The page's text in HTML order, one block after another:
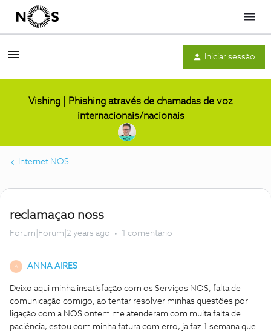
Menu
Iniciar sessão
Vishing | Phishing através de chamadas de voz
internacionais/nacionais
Internet NOS
reclamaçao noss
Forum|Forum|2 years ago 1 comentário
A ANNA AIRES
Deixo aqui minha insatisfação com os Serviços NOS, falta de
comunicação comigo, ao tentar resolver minhas questões por
ligação com a NOS ontem me atenderam com muita falta de
paciência, estou com minha fatura com erro, ja faz 1 semana que